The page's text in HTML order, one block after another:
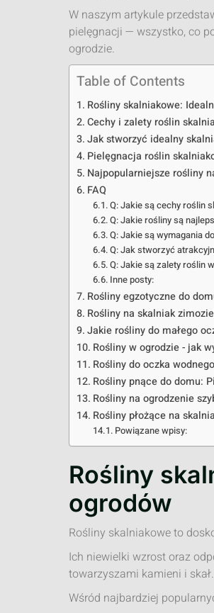
W naszym artykule
pielęgnacji — wszystko, co
ogrodzie.
Table of Contents
Rośliny skalniakowe:
Cechy i zalety roślin
Jak stworzyć idealny
Pielęgnacja roślin
Najpopularniejsze rośliny
FAQ
Q: Jakie są cechy roślin
Q: Jakie rośliny są
Q: Jakie są wymagania
Q: Jak stworzyć
Q: Jakie są zalety roślin
Inne posty:
Rośliny egzotyczne do
Rośliny na skalniak
Jakie rośliny do małego
Rośliny w ogrodzie - jak
Rośliny do oczka
Rośliny pnące do domu:
Rośliny na ogrodzenie
Rośliny płożące na
Powiązane wpisy:
Rośliny
ogrodów
Rośliny skalniakowe to
Ich niewielki wzrost oraz
towarzyszami kamieni i skał.
Wśród najbardziej